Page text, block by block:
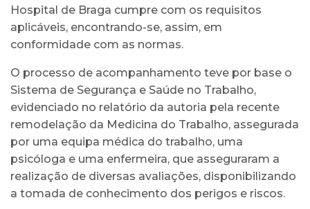
Hospital de Braga cumpre com os requisitos
aplicáveis, encontrando-se, assim, em
conformidade com as normas.
O processo de acompanhamento teve por base o
Sistema de Segurança e Saúde no Trabalho,
evidenciado no relatório da autoria pela recente
remodelação da Medicina do Trabalho, assegurada
por uma equipa médica do trabalho, uma
psicóloga e uma enfermeira, que asseguraram a
realização de diversas avaliações, disponibilizando
a tomada de conhecimento dos perigos e riscos.